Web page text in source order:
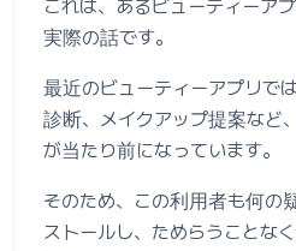
これは、あるビューティーア
実際の話です。
最近のビューティーアプリで
診断、メイクアップ提案など
が当たり前になっています。
そのため、この利用者も何の
ストールし、ためらうことな